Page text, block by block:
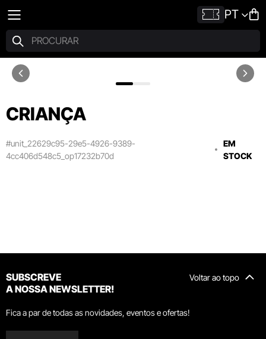
PT
CRIANÇA
#unit_22629c95-29e5-4926-9389-
4cc406d548c5_op17232b70d
EM
STOCK
Voltar ao topo
SUBSCREVE
A NOSSA NEWSLETTER!
Fica a par de todas as novidades, eventos e ofertas!